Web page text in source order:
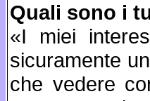
Quali sono i
«I miei
sicuramente
che vedere